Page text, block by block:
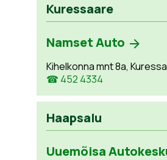
Kuressaare
Namset Auto
Kihelkonna mnt 8a,
☎ 452 4334
Haapsalu
Uuemõisa